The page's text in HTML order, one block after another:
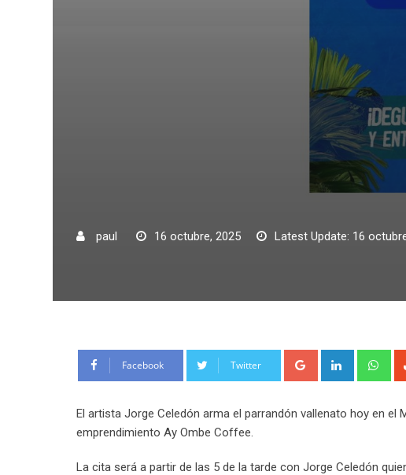
paul 16 octubre, 2025 Latest Update: 16
Facebook Twitter Google+ LinkedIn
El artista Jorge Celedón arma el parrandón vallenato hoy en el
emprendimiento Ay Ombe Coffee.
La cita será a partir de las 5 de la tarde con Jorge Celedón